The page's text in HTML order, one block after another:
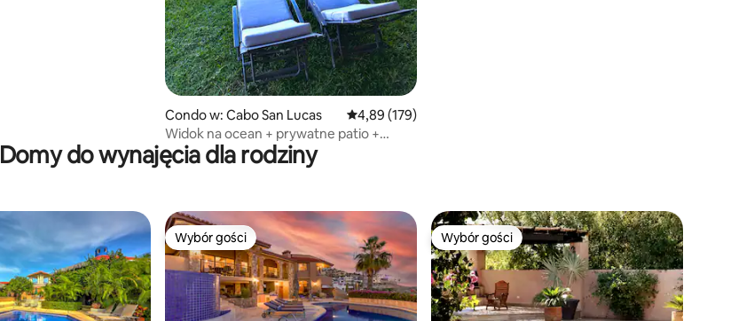
Condo w: Cabo San Lucas Średnia ocena: 4,89 na 5, liczba recenzji: 179
4,89 (179)
Widok na ocean + prywatne patio +
podgrzewany basen
Domy do wynajęcia dla rodziny
Wybór gości
Wybór gości Wybór gości
Wybór gości